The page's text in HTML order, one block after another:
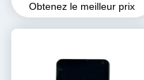
Couleur TFT écran tactile
Obtenez le meilleur prix